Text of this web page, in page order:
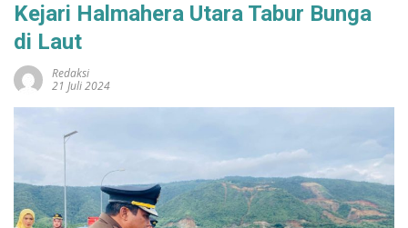
Kejari Halmahera Utara Tabur Bunga
di Laut
Redaksi
21 Juli 2024